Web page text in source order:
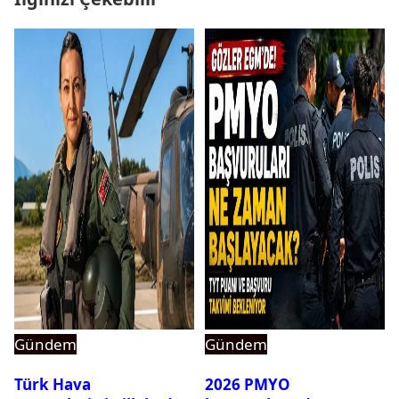
Gündem
Türk Hava
Gündem
2026 PMYO